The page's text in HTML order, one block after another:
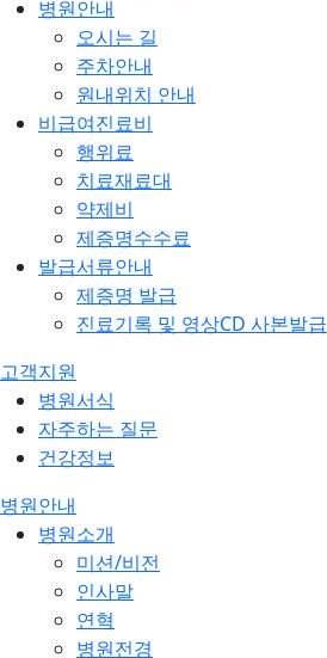
병원안내
오시는 길
주차안내
원내위치 안내
비급여진료비
행위료
치료재료대
약제비
제증명수수료
발급서류안내
제증명 발급
진료기록 및 영상CD 사본발급
고객지원
병원서식
자주하는 질문
건강정보
병원안내
병원소개
미션/비전
인사말
연혁
병원전경